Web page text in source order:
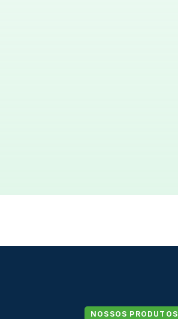
NOSSOS PRODUTOS